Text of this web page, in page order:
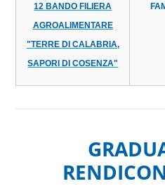
12 BANDO FILIERA
AGROALIMENTARE
"TERRE DI CALABRIA,
SAPORI DI COSENZA"